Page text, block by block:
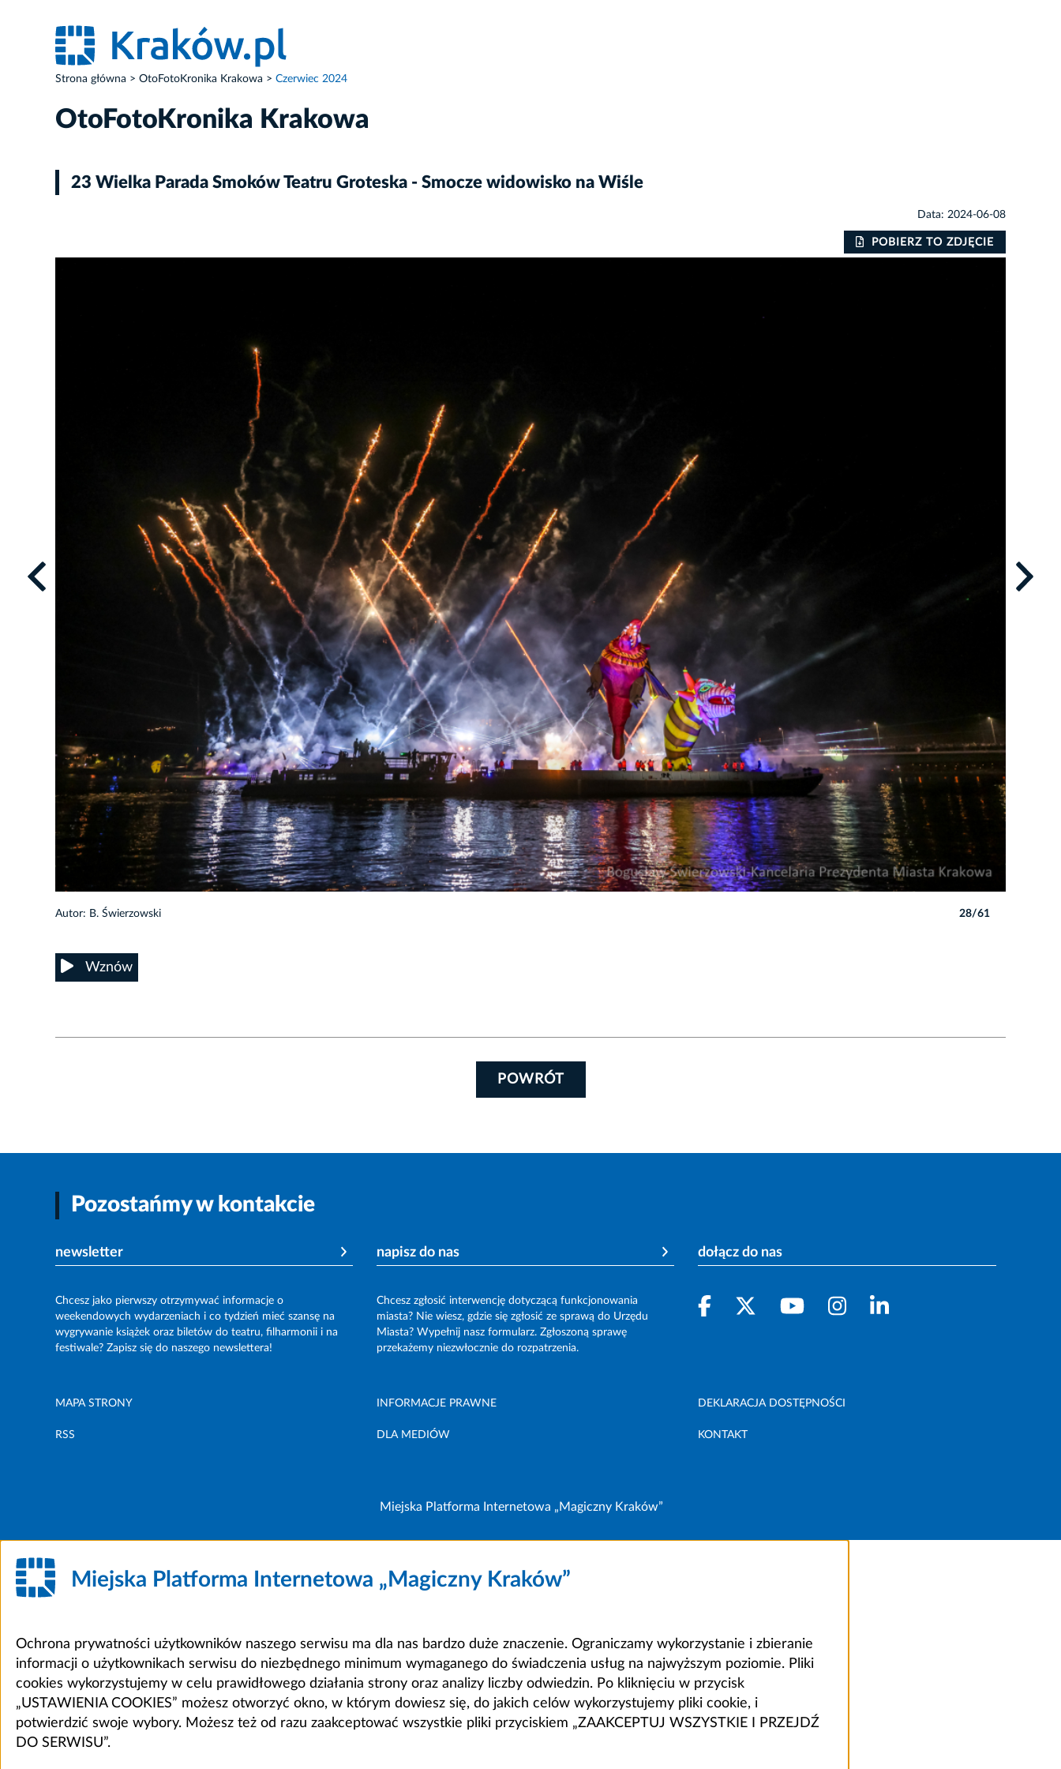
Strona główna OtoFotoKronika Krakowa Czerwiec 2024
OtoFotoKronika Krakowa
23 Wielka Parada Smoków Teatru Groteska - Smocze widowisko na Wiśle
Data: 2024-06-08
POBIERZ TO ZDJĘCIE
Autor: B. Świerzowski 28/61
Wznów
POWRÓT
Pozostańmy w kontakcie
newsletter
Chcesz jako pierwszy otrzymywać informacje o
weekendowych wydarzeniach i co tydzień mieć szansę na
wygrywanie książek oraz biletów do teatru, filharmonii i na
festiwale? Zapisz się do naszego newslettera!
napisz do nas
Chcesz zgłosić interwencję dotyczącą funkcjonowania
miasta? Nie wiesz, gdzie się zgłosić ze sprawą do Urzędu
Miasta? Wypełnij nasz formularz. Zgłoszoną sprawę
przekażemy niezwłocznie do rozpatrzenia.
dołącz do nas
MAPA STRONY INFORMACJE PRAWNE DEKLARACJA DOSTĘPNOŚCI
RSS DLA MEDIÓW KONTAKT
Miejska Platforma Internetowa „Magiczny Kraków”
Miejska Platforma Internetowa „Magiczny Kraków”
Ochrona prywatności użytkowników naszego serwisu ma dla nas bardzo duże znaczenie. Ograniczamy wykorzystanie i zbieranie
informacji o użytkownikach serwisu do niezbędnego minimum wymaganego do świadczenia usług na najwyższym poziomie. Pliki
cookies wykorzystujemy w celu prawidłowego działania strony oraz analizy liczby odwiedzin. Po kliknięciu w przycisk
„USTAWIENIA COOKIES” możesz otworzyć okno, w którym dowiesz się, do jakich celów wykorzystujemy pliki cookie, i
potwierdzić swoje wybory. Możesz też od razu zaakceptować wszystkie pliki przyciskiem „ZAAKCEPTUJ WSZYSTKIE I PRZEJDŹ
DO SERWISU”.